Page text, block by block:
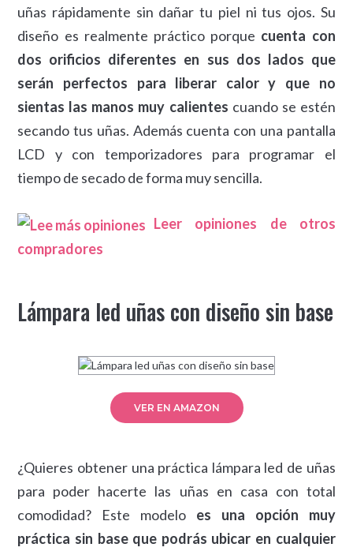
uñas rápidamente sin dañar tu piel ni tus ojos. Su
diseño es realmente práctico porque cuenta con
dos orificios diferentes en sus dos lados que
serán perfectos para liberar calor y que no
sientas las manos muy calientes cuando se estén
secando tus uñas. Además cuenta con una pantalla
LCD y con temporizadores para programar el
tiempo de secado de forma muy sencilla.
Leer opiniones de otros
compradores
Lámpara led uñas con diseño sin base
VER EN AMAZON
¿Quieres obtener una práctica lámpara led de uñas
para poder hacerte las uñas en casa con total
comodidad? Este modelo es una opción muy
práctica sin base que podrás ubicar en cualquier